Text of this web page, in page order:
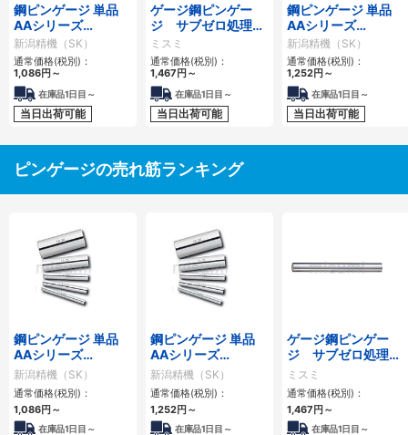
鋼ピンゲージ 単品
AAシリーズ
0.01mmとび
新潟精機（SK）
通常価格(税別)：
1,086円～
在庫品1日目～
当日出荷可能
ゲージ鋼ピンゲー
ジ サブゼロ処理済
み
ミスミ
通常価格(税別)：
1,467円～
在庫品1日目～
当日出荷可能
鋼ピンゲージ 単品
AAシリーズ
0.001mmとび
新潟精機（SK）
通常価格(税別)：
1,252円～
在庫品1日目～
当日出荷可能
ピンゲージの売れ筋ランキング
鋼ピンゲージ 単品
AAシリーズ
0.01mmとび
新潟精機（SK）
通常価格(税別)：
1,086円～
在庫品1日目～
鋼ピンゲージ 単品
AAシリーズ
0.001mmとび
新潟精機（SK）
通常価格(税別)：
1,252円～
在庫品1日目～
ゲージ鋼ピンゲー
ジ サブゼロ処理済
み
ミスミ
通常価格(税別)：
1,467円～
在庫品1日目～